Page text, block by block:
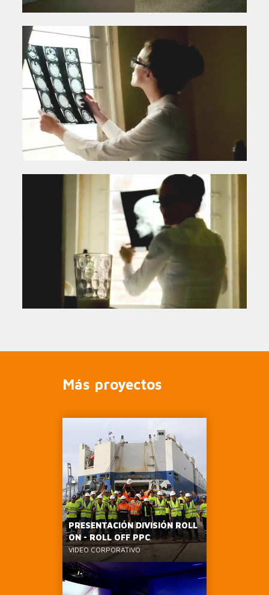
Más proyectos
PRESENTACIÓN DIVISIÓN ROLL
ON - ROLL OFF PPC
VIDEO CORPORATIVO